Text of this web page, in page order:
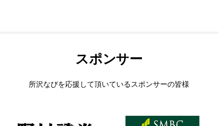
スポンサー
所沢なびを応援して頂いているスポンサーの皆様